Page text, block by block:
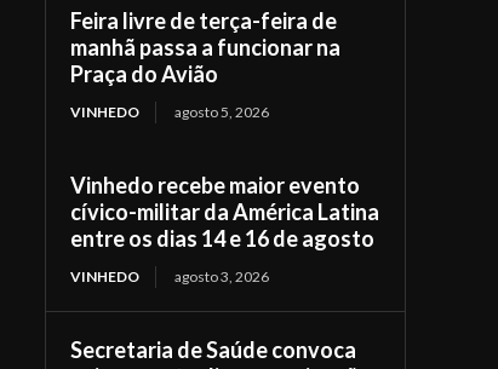
Feira livre de terça-feira de
manhã passa a funcionar na
Praça do Avião
VINHEDO agosto 5, 2026
Vinhedo recebe maior evento
cívico-militar da América Latina
entre os dias 14 e 16 de agosto
VINHEDO agosto 3, 2026
Secretaria de Saúde convoca